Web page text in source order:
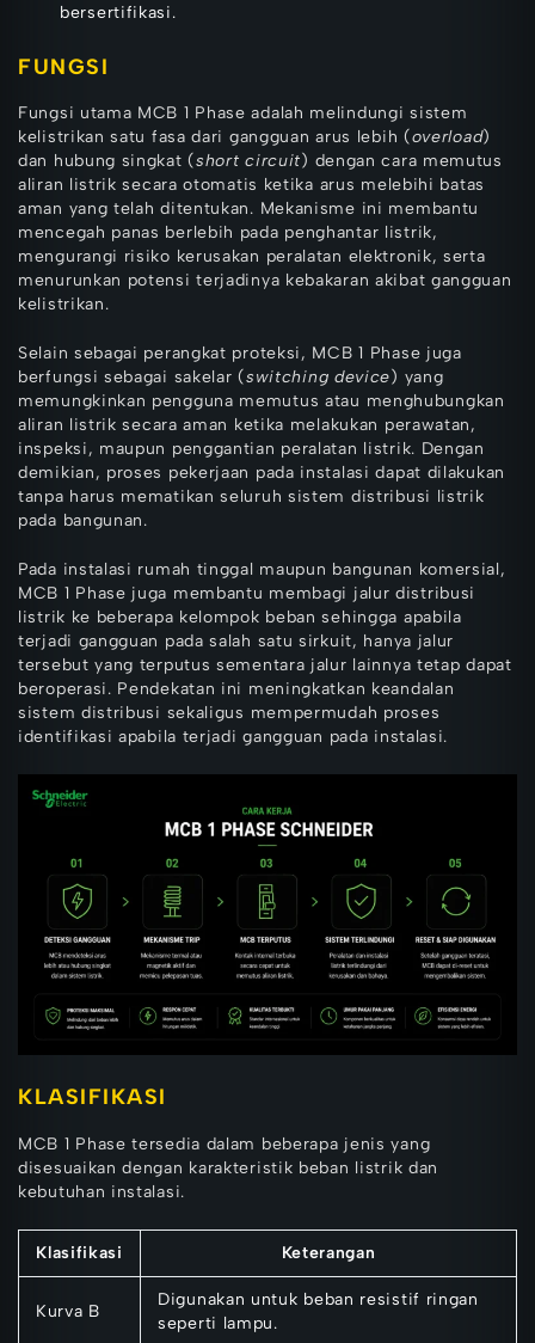
bersertifikasi.
FUNGSI
Fungsi utama MCB 1 Phase adalah melindungi sistem
kelistrikan satu fasa dari gangguan arus lebih (overload)
dan hubung singkat (short circuit) dengan cara memutus
aliran listrik secara otomatis ketika arus melebihi batas
aman yang telah ditentukan. Mekanisme ini membantu
mencegah panas berlebih pada penghantar listrik,
mengurangi risiko kerusakan peralatan elektronik, serta
menurunkan potensi terjadinya kebakaran akibat gangguan
kelistrikan.
Selain sebagai perangkat proteksi, MCB 1 Phase juga
berfungsi sebagai sakelar (switching device) yang
memungkinkan pengguna memutus atau menghubungkan
aliran listrik secara aman ketika melakukan perawatan,
inspeksi, maupun penggantian peralatan listrik. Dengan
demikian, proses pekerjaan pada instalasi dapat dilakukan
tanpa harus mematikan seluruh sistem distribusi listrik
pada bangunan.
Pada instalasi rumah tinggal maupun bangunan komersial,
MCB 1 Phase juga membantu membagi jalur distribusi
listrik ke beberapa kelompok beban sehingga apabila
terjadi gangguan pada salah satu sirkuit, hanya jalur
tersebut yang terputus sementara jalur lainnya tetap dapat
beroperasi. Pendekatan ini meningkatkan keandalan
sistem distribusi sekaligus mempermudah proses
identifikasi apabila terjadi gangguan pada instalasi.
KLASIFIKASI
MCB 1 Phase tersedia dalam beberapa jenis yang
disesuaikan dengan karakteristik beban listrik dan
kebutuhan instalasi.
Klasifikasi Keterangan
Kurva B
Digunakan untuk beban resistif ringan
seperti lampu.